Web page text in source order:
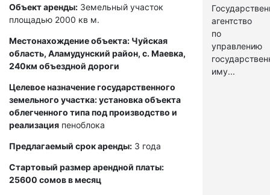
Объект аренды: Земельный участок
площадью 2000 кв м.
Местонахождение объекта: Чуйская
область, Аламудунский район, с. Маевка,
240км объездной дороги
Целевое назначение государственного
земельного участка: установка объекта
облегченного типа под производство и
реализация пеноблока
Предлагаемый срок аренды: 3 года
Стартовый размер арендной платы:
25600 сомов в месяц
агентство
по
управлению
иму...